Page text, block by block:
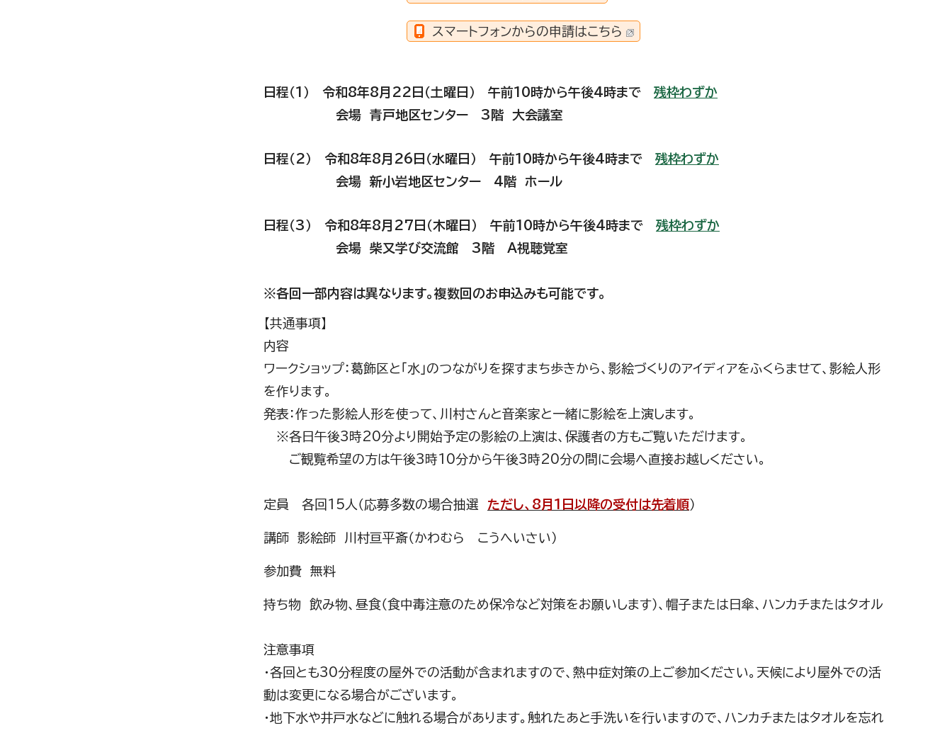
スマートフォンからの申請はこちら
日程（1） 令和8年8月22日（土曜日） 午前10時から午後4時まで 残枠わずか
会場 青戸地区センター 3階 大会議室
日程（2） 令和8年8月26日（水曜日） 午前10時から午後4時まで 残枠わずか
会場 新小岩地区センター 4階 ホール
日程（3） 令和8年8月27日（木曜日） 午前10時から午後4時まで 残枠わずか
会場 柴又学び交流館 3階 A視聴覚室
※各回一部内容は異なります。複数回のお申込みも可能です。
【共通事項】
内容
ワークショップ：葛飾区と「水」のつながりを探すまち歩きから、影絵づくりのアイディアをふくらませて、影絵人形
を作ります。
発表：作った影絵人形を使って、川村さんと音楽家と一緒に影絵を上演します。
※各日午後3時20分より開始予定の影絵の上演は、保護者の方もご覧いただけます。
ご観覧希望の方は午後3時10分から午後3時20分の間に会場へ直接お越しください。
定員 各回15人（応募多数の場合抽選 ただし、8月1日以降の受付は先着順）
講師 影絵師 川村亘平斎（かわむら こうへいさい）
参加費 無料
持ち物 飲み物、昼食（食中毒注意のため保冷など対策をお願いします）、帽子または日傘、ハンカチまたはタオル
注意事項
・各回とも30分程度の屋外での活動が含まれますので、熱中症対策の上ご参加ください。天候により屋外での活
動は変更になる場合がございます。
・地下水や井戸水などに触れる場合があります。触れたあと手洗いを行いますので、ハンカチまたはタオルを忘れ